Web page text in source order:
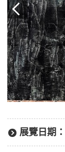
展覽日期：